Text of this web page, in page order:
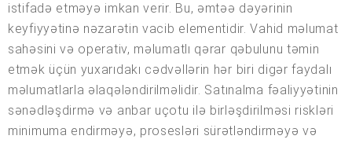
istifadə etməyə imkan verir. Bu, əmtəə dəyərinin
keyfiyyətinə nəzarətin vacib elementidir. Vahid məlumat
sahəsini və operativ, məlumatlı qərar qəbulunu təmin
etmək üçün yuxarıdakı cədvəllərin hər biri digər faydalı
məlumatlarla əlaqələndirilməlidir. Satınalma fəaliyyətinin
sənədləşdirmə və anbar uçotu ilə birləşdirilməsi riskləri
minimuma endirməyə, prosesləri sürətləndirməyə və